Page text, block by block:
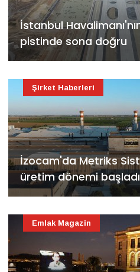
İstanbul
pistinde sona doğru
İzocam'da Metriks
üretim dönemi başladı
Şirket Haberleri
Emlak Magazin